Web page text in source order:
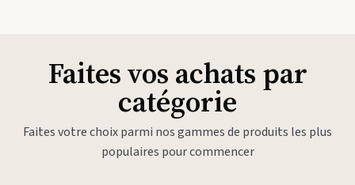
Faites vos achats par
catégorie
Faites votre choix parmi nos gammes de produits les plus
populaires pour commencer